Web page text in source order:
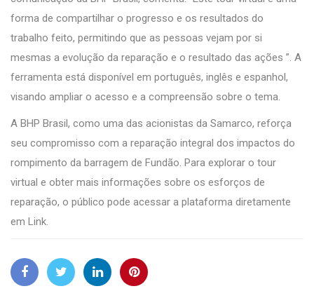
forma de compartilhar o progresso e os resultados do
trabalho feito, permitindo que as pessoas vejam por si
mesmas a evolução da reparação e o resultado das ações ”. A
ferramenta está disponível em português, inglês e espanhol,
visando ampliar o acesso e a compreensão sobre o tema.
A BHP Brasil, como uma das acionistas da Samarco, reforça
seu compromisso com a reparação integral dos impactos do
rompimento da barragem de Fundão. Para explorar o tour
virtual e obter mais informações sobre os esforços de
reparação, o público pode acessar a plataforma diretamente
em Link.